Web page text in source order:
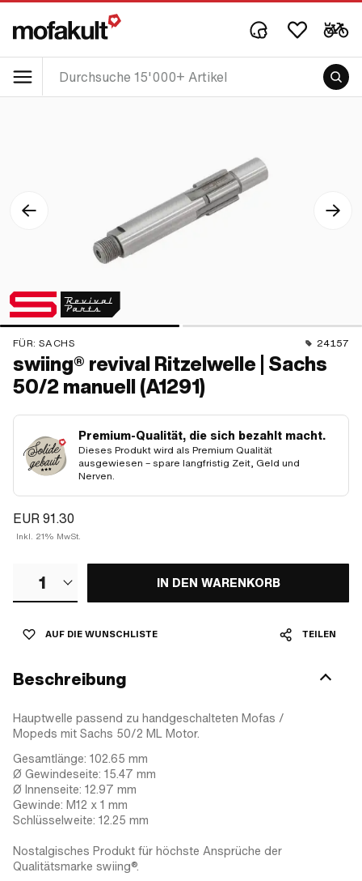
FÜR: SACHS 24157
swiing® revival Ritzelwelle | Sachs
50/2 manuell (A1291)
Premium-Qualität, die sich bezahlt macht.
Dieses Produkt wird als Premium Qualität
ausgewiesen – spare langfristig Zeit, Geld und
Nerven.
EUR 91.30
Inkl. 21% MwSt.
1 IN DEN WARENKORB
AUF DIE WUNSCHLISTE TEILEN
Beschreibung
Hauptwelle passend zu handgeschalteten Mofas /
Mopeds mit Sachs 50/2 ML Motor.
Gesamtlänge: 102.65 mm
Ø Gewindeseite: 15.47 mm
Ø Innenseite: 12.97 mm
Gewinde: M12 x 1 mm
Schlüsselweite: 12.25 mm
Nostalgisches Produkt für höchste Ansprüche der
Qualitätsmarke swiing®.